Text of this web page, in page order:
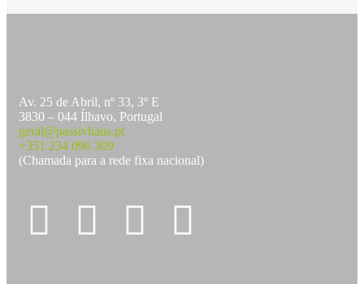
Av. 25 de Abril, nº 33, 3º E
3830 – 044 Ílhavo, Portugal
geral@passivhaus.pt
+351 234 096 309
(Chamada para a rede fixa nacional)